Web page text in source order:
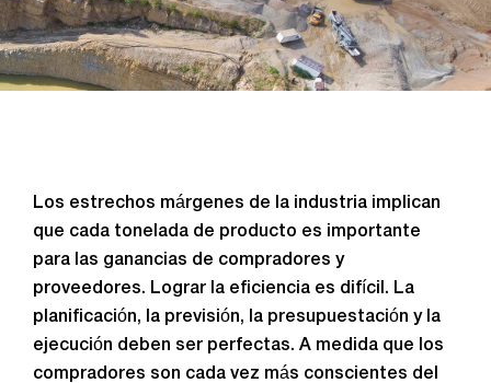
Los estrechos márgenes de la industria implican
que cada tonelada de producto es importante
para las ganancias de compradores y
proveedores. Lograr la eficiencia es difícil. La
planificación, la previsión, la presupuestación y la
ejecución deben ser perfectas. A medida que los
compradores son cada vez más conscientes del